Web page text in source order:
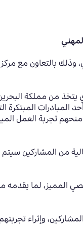
وذلك بالتعاون مع
من مملكة
المبتكرة
منحهم تجربة العمل
متتالية من المشاركين
المميز، لما يقدمه
وإثراء تجربتهم